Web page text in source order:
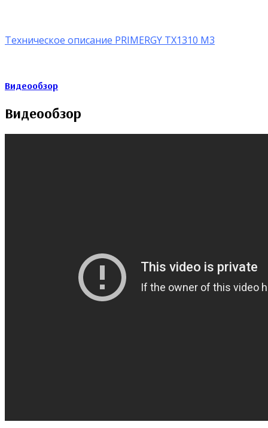
Техническое описание PRIMERGY TX1310 M3
Видеообзор
Видеообзор